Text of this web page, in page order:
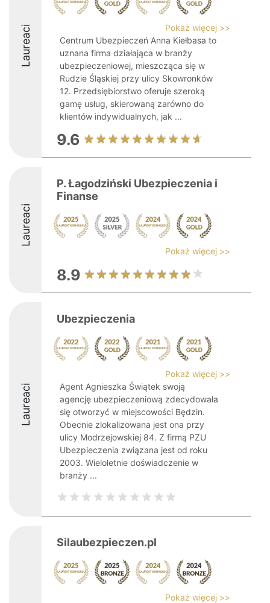
Laureaci
Pokaż więcej >>
Centrum Ubezpieczeń Anna Kiełbasa to
uznana firma działająca w branży
ubezpieczeniowej, mieszcząca się w
Rudzie Śląskiej przy ulicy Skowronków
12. Przedsiębiorstwo oferuje szeroką
gamę usług, skierowaną zarówno do
klientów indywidualnych, jak ...
9.6
Laureaci
P. Łagodziński Ubezpieczenia i
Finanse
Pokaż więcej >>
8.9
Laureaci
Ubezpieczenia
Pokaż więcej >>
Agent Agnieszka Świątek swoją
agencję ubezpieczeniową zdecydowała
się otworzyć w miejscowości Będzin.
Obecnie zlokalizowana jest ona przy
ulicy Modrzejowskiej 84. Z firmą PZU
Ubezpieczenia związana jest od roku
2003. Wieloletnie doświadczenie w
branży ...
Silaubezpieczen.pl
Pokaż więcej >>